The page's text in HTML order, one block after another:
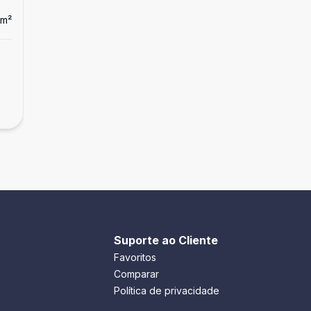
m²
Suporte ao Cliente
Favoritos
Comparar
Política de privacidade